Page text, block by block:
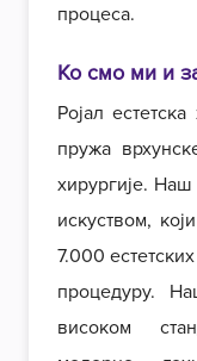
процеса.
Ко смо ми и
Ројал
пружа
хирургије.
искуством,
7.000
процедуру.
високом